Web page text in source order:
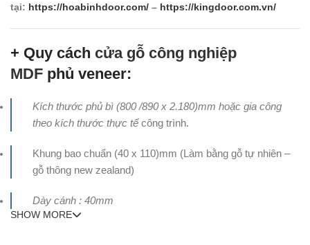
tại: https://hoabinhdoor.com/ – https://kingdoor.com.vn/
+ Quy cách cửa gỗ công nghiệp
MDF phủ veneer:
Kích thước phủ bì (800 /890 x 2.180)mm hoặc gia công
theo kích thước thực tếcông trình.
Khung bao chuẩn (40 x 110)mm (Làm bằng gỗ tự nhiên –
gỗ thông new zealand)
Dày cánh : 40mm
SHOW MORE